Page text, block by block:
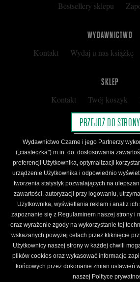
Bestsellery sklepu
WYDAWNICTWO
Kontakt Wydaj u nas książkę
SKLEP
Kontakt Twój koszyk
Kup kartę podarunkową
Regulamin
Polityka
Regulamin Klubu
Regulamin Karty
ŚLEDŹ CZARNE
Facebook YouTube
Wydawnictwo Czarne. Wszelkie prawa zastrzeżone.
wydawnictwa: Kamil
Powered by
PRZEJDŹ DO STRONY
Wydawnictwo Czarne i jego Partnerzy
(„ciasteczka") m.in. do: dostosowania
preferencji Użytkownika, optymalizacji
urządzenie Użytkownika i odpowiednio
tworzenia statystyk pozwalających na
zawartości, autoryzacji przy logowaniu,
Użytkownika, wyświetlania reklam i analiz ich
zapoznanie się z Regulaminem naszej strony i
oraz wyrażenie zgody na wykorzystanie tej
wskazanych powyżej celach przez kliknięcie
Użytkownicy naszej strony w każdej chwili
plików cookies oraz wykasować informacje
końcowych przez dokonanie zmian ustawień
naszej Polityce